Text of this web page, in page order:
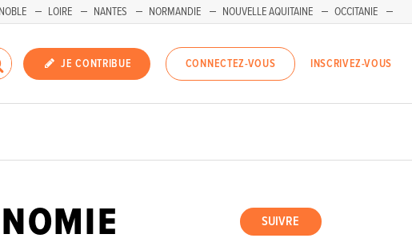
LOIRE NANTES NORMANDIE NOUVELLE AQUITAINE
OCCITANIE
JE CONTRIBUE CONNECTEZ-VOUS INSCRIVEZ-VOUS
SUIVRE